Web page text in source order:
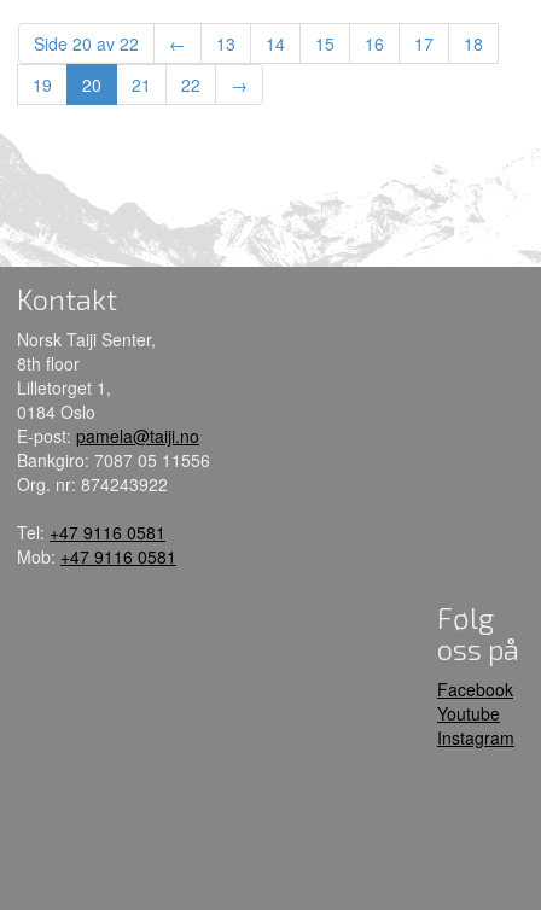
Side 20 av 22 ← 13 14 15 16 17
18
19
20 21 22 →
Kontakt
Norsk Taiji Senter,
8th floor
Lilletorget 1,
0184 Oslo
E-post: pamela@taiji.no
Bankgiro: 7087 05 11556
Org. nr: 874243922
Tel: +47 9116 0581
Mob: +47 9116 0581
Følg
oss på
Facebook
Youtube
Instagram